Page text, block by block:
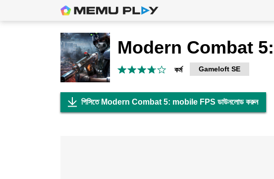
কর্ম Gameloft SE
পিসিতে Modern Combat 5: mobile FPS ডাউনলোড করুন